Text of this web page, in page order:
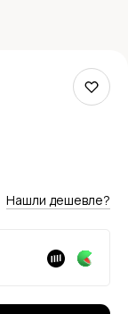
Нашли дешевле?